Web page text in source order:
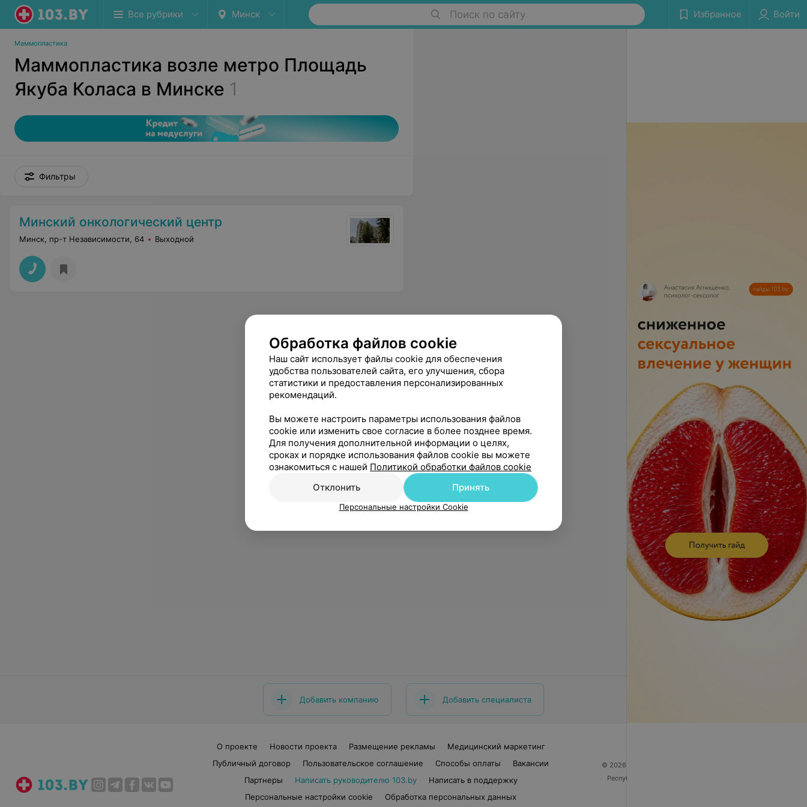
Все рубрики Минск Поиск по сайту Избранное Войти
Маммопластика
Маммопластика возле метро Площадь
Якуба Коласа в Минске 1
Фильтры
Минский онкологический центр
Минск, пр-т Независимости, 64 Выходной
Добавить компанию Добавить специалиста
О проекте Новости проекта Размещение рекламы
Медицинский маркетинг
Публичный договор
Пользовательское соглашение Способы оплаты
Вакансии
Партнеры
Написать руководителю 103.by
Написать в поддержку
Персональные настройки cookie
Обработка персональных данных
© 2026 ООО «Артокс Лаб», УНП 191700409
Республика Беларусь, г. Минск, улица Толбухина, 2,
Обработка файлов cookie
Наш сайт использует файлы cookie для обеспечения
удобства пользователей сайта, его улучшения, сбора
статистики и предоставления персонализированных
рекомендаций.
Вы можете настроить параметры использования файлов
cookie или изменить свое согласие в более позднее время.
Для получения дополнительной информации о целях,
сроках и порядке использования файлов cookie вы можете
ознакомиться с нашей Политикой обработки файлов cookie
Отклонить
Принять
Персональные настройки Cookie